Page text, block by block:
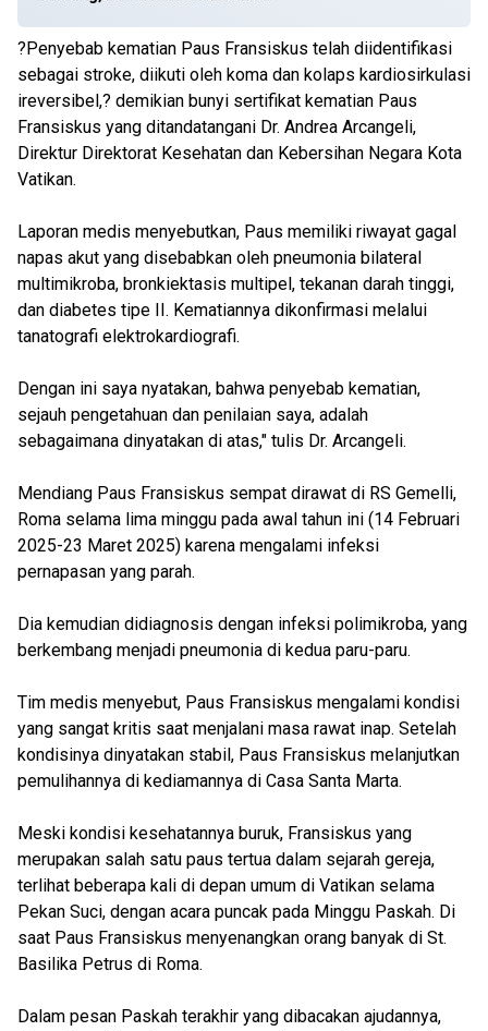
?Penyebab kematian Paus Fransiskus telah diidentifikasi
sebagai stroke, diikuti oleh koma dan kolaps kardiosirkulasi
ireversibel,? demikian bunyi sertifikat kematian Paus
Fransiskus yang ditandatangani Dr. Andrea Arcangeli,
Direktur Direktorat Kesehatan dan Kebersihan Negara Kota
Vatikan.
Laporan medis menyebutkan, Paus memiliki riwayat gagal
napas akut yang disebabkan oleh pneumonia bilateral
multimikroba, bronkiektasis multipel, tekanan darah tinggi,
dan diabetes tipe II. Kematiannya dikonfirmasi melalui
tanatografi elektrokardiografi.
Dengan ini saya nyatakan, bahwa penyebab kematian,
sejauh pengetahuan dan penilaian saya, adalah
sebagaimana dinyatakan di atas," tulis Dr. Arcangeli.
Mendiang Paus Fransiskus sempat dirawat di RS Gemelli,
Roma selama lima minggu pada awal tahun ini (14 Februari
2025-23 Maret 2025) karena mengalami infeksi
pernapasan yang parah.
Dia kemudian didiagnosis dengan infeksi polimikroba, yang
berkembang menjadi pneumonia di kedua paru-paru.
Tim medis menyebut, Paus Fransiskus mengalami kondisi
yang sangat kritis saat menjalani masa rawat inap. Setelah
kondisinya dinyatakan stabil, Paus Fransiskus melanjutkan
pemulihannya di kediamannya di Casa Santa Marta.
Meski kondisi kesehatannya buruk, Fransiskus yang
merupakan salah satu paus tertua dalam sejarah gereja,
terlihat beberapa kali di depan umum di Vatikan selama
Pekan Suci, dengan acara puncak pada Minggu Paskah. Di
saat Paus Fransiskus menyenangkan orang banyak di St.
Basilika Petrus di Roma.
Dalam pesan Paskah terakhir yang dibacakan ajudannya,